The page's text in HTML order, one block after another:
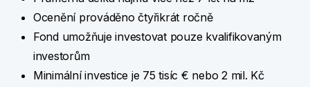
Ocenění prováděno čtyřikrát ročně
Fond umožňuje investovat pouze kvalifikovaným
investorům
Minimální investice je 75 tisíc € nebo 2 mil. Kč